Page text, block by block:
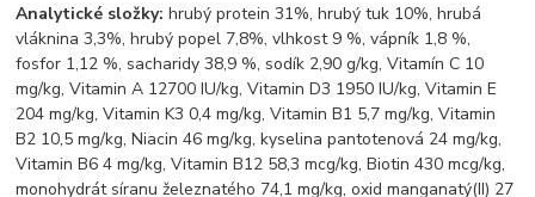
Analytické složky:hrubý protein 31%, hrubý tuk 10%, hrubá
vláknina 3,3%, hrubý popel 7,8%, vlhkost 9 %, vápník 1,8 %,
fosfor 1,12 %, sacharidy 38,9 %, sodík 2,90 g/kg, Vitamín C 10
mg/kg, Vitamin A 12700 IU/kg, Vitamin D3 1950 IU/kg, Vitamin E
204 mg/kg, Vitamin K3 0,4 mg/kg, Vitamin B1 5,7 mg/kg, Vitamin
B2 10,5 mg/kg, Niacin 46 mg/kg, kyselina pantotenová 24 mg/kg,
Vitamin B6 4 mg/kg, Vitamin B12 58,3 mcg/kg, Biotin 430 mcg/kg,
monohydrát síranu železnatého 74,1 mg/kg, oxid manganatý(II) 27